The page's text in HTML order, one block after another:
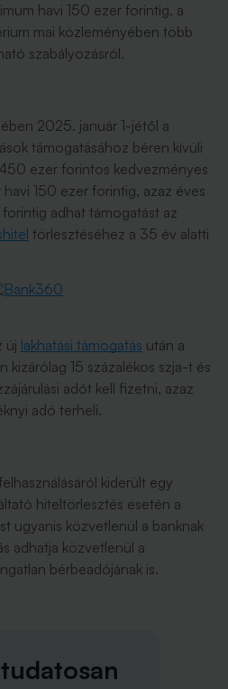
havi 150 ezer forintig. a
mai közleményében több
szabályozásról.
2025. január 1-jétől a
támogatásához béren kívüli
ezer forintos kedvezményes
150 ezer forintig, azaz éves
adhat támogatást az
törlesztéséhez a 35 év alatti
új lakhatási támogatás után a
kizárólag 15 százalékos szja-t és
adót kell fizetni, azaz
adó terheli.
kiderült egy
hiteltörlesztés esetén a
ugyanis közvetlenül a banknak
adhatja közvetlenül a
bérbeadójának is.